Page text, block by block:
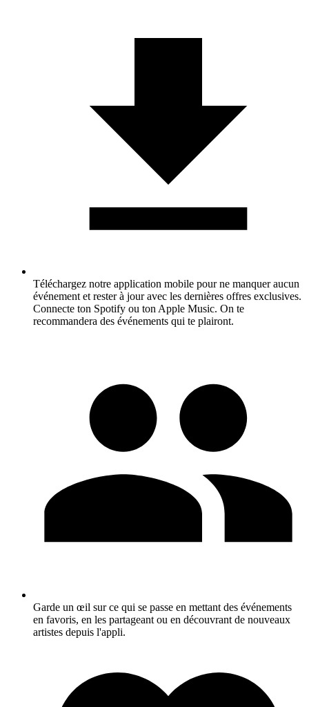
Téléchargez notre application mobile pour ne manquer aucun
événement et rester à jour avec les dernières offres exclusives.
Connecte ton Spotify ou ton Apple Music. On te
recommandera des événements qui te plairont.
Garde un œil sur ce qui se passe en mettant des événements
en favoris, en les partageant ou en découvrant de nouveaux
artistes depuis l'appli.